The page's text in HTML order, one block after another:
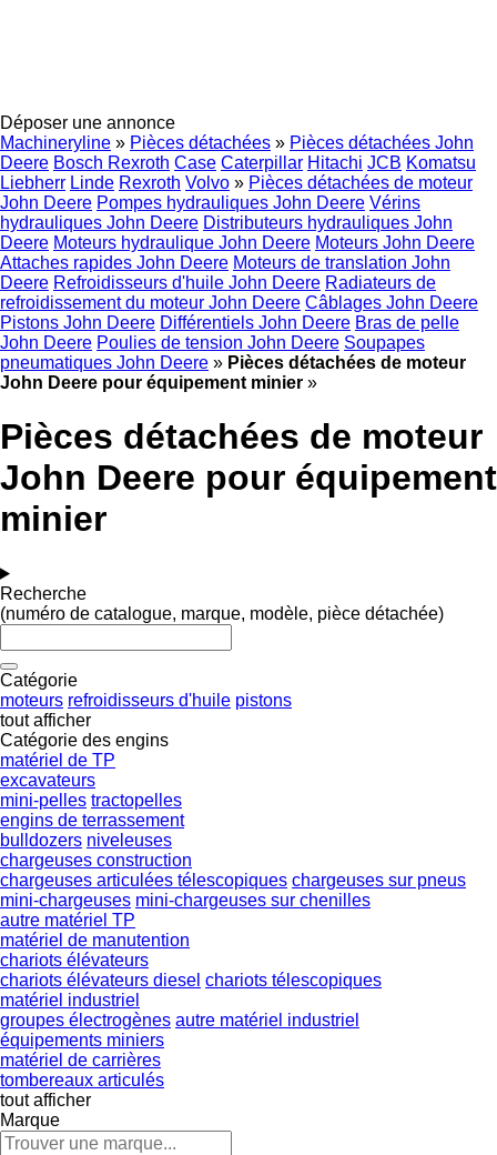
Déposer une annonce
Machineryline » Pièces détachées » Pièces détachées John
Deere Bosch Rexroth Case Caterpillar Hitachi JCB Komatsu
Liebherr Linde Rexroth Volvo » Pièces détachées de moteur
John Deere Pompes hydrauliques John Deere Vérins
hydrauliques John Deere Distributeurs hydrauliques John
Deere Moteurs hydraulique John Deere Moteurs John Deere
Attaches rapides John Deere Moteurs de translation John
Deere Refroidisseurs d'huile John Deere Radiateurs de
refroidissement du moteur John Deere Câblages John Deere
Pistons John Deere Différentiels John Deere Bras de pelle
John Deere Poulies de tension John Deere Soupapes
pneumatiques John Deere » Pièces détachées de moteur
John Deere pour équipement minier »
Pièces détachées de moteur
John Deere pour équipement
minier
Recherche
(numéro de catalogue, marque, modèle, pièce détachée)
Catégorie
moteurs refroidisseurs d'huile pistons
tout afficher
Catégorie des engins
matériel de TP
excavateurs
mini-pelles tractopelles
engins de terrassement
bulldozers niveleuses
chargeuses construction
chargeuses articulées télescopiques chargeuses sur pneus
mini-chargeuses mini-chargeuses sur chenilles
autre matériel TP
matériel de manutention
chariots élévateurs
chariots élévateurs diesel chariots télescopiques
matériel industriel
groupes électrogènes autre matériel industriel
équipements miniers
matériel de carrières
tombereaux articulés
tout afficher
Marque